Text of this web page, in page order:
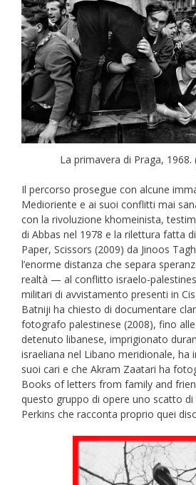
La primavera di Praga, 1968.
Il percorso prosegue con alcune
Medioriente e ai suoi conflitti mai
con la rivoluzione khomeinista,
di Abbas nel 1978 e la rilettura fatta
Paper, Scissors (2009) da Jinoos
l’enorme distanza che separa
realtà — al conflitto israelo-
militari di avvistamento presenti in
Batniji ha chiesto di documentare
fotografo palestinese (2008), fino
detenuto libanese, imprigionato
israeliana nel Libano meridionale, ha
suoi cari e che Akram Zaatari ha
Books of letters from family and
questo gruppo di opere uno scatto di
Perkins che racconta proprio quei